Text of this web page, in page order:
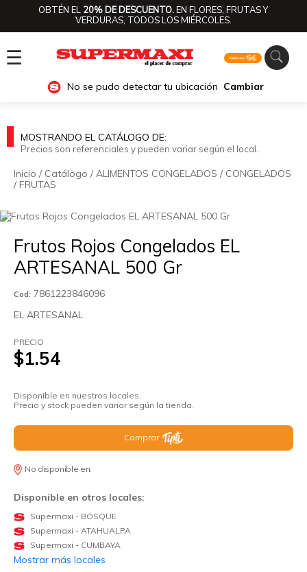
OBTÉN EL 20% DE DESCUENTO.EN FLORES, FRUTAS Y
VERDURAS, TODOS LOS MIÉRCOLES.
☰
No se pudo detectar tu ubicación Cambiar
MOSTRANDO EL CATÁLOGO DE:
Precios son referenciales y pueden variar según el local.
Inicio / Catálogo /ALIMENTOS CONGELADOS / CONGELADOS
/ FRUTAS
Frutos Rojos Congelados EL
ARTESANAL 500 Gr
Cod: 7861223846096
EL ARTESANAL
PRECIO
$1.54
Disponible en nuestros locales.
Precio y stock pueden variar según la tienda.
Comprar
No disponible en:
Disponible en otros locales:
Supermaxi - BOSQUE
Supermaxi - ATAHUALPA
Supermaxi - CUMBAYA
Mostrar más locales